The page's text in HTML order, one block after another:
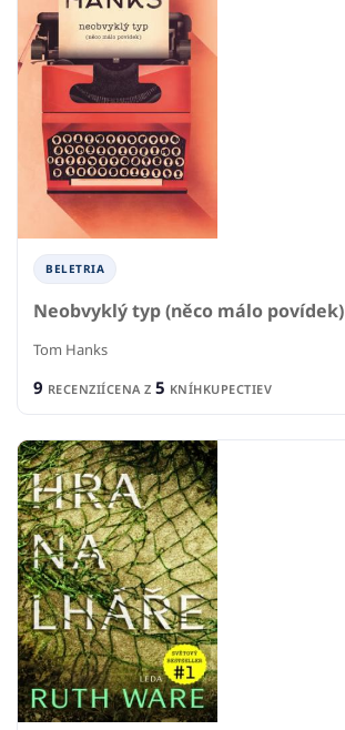
BELETRIA
Neobvyklý typ (něco málo povídek)
Tom Hanks
9 RECENZIÍCENA Z 5 KNÍHKUPECTIEV